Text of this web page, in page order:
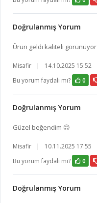
Doğrulanmış Yorum
Ürün geldi kaliteli görünüyor
Misafir |
14.10.2025 15:52
Bu yorum faydalı mı?
0
Doğrulanmış Yorum
Güzel beğendim 😊
Misafir |
10.11.2025 17:55
Bu yorum faydalı mı?
0
Doğrulanmış Yorum